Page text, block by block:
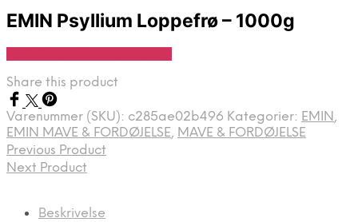
EMIN Psyllium Loppefrø – 1000g
Share this product
Varenummer (SKU): c285ae02b496 Kategorier: EMIN,
EMIN MAVE & FORDØJELSE, MAVE & FORDØJELSE
Previous Product
Next Product
Beskrivelse